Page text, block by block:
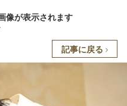
像が表示されます
記事に戻る